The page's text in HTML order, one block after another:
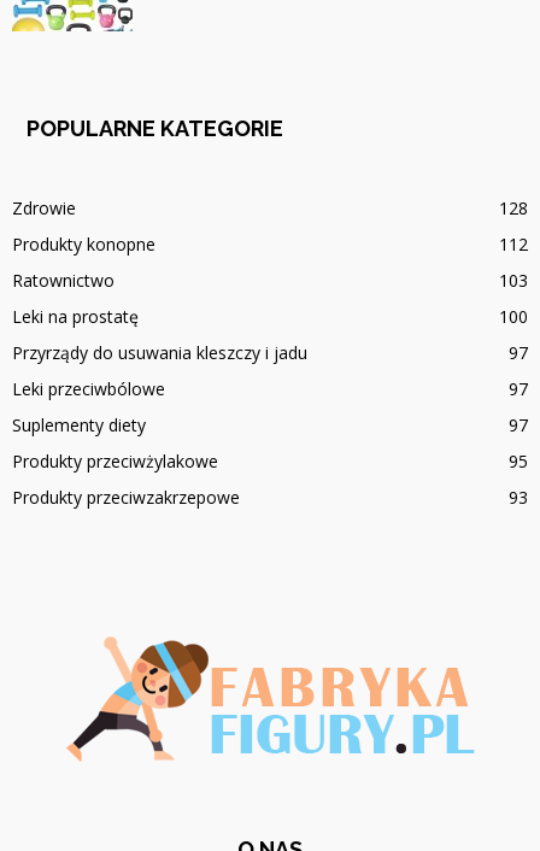
POPULARNE KATEGORIE
Zdrowie
128
Produkty konopne
112
Ratownictwo
103
Leki na prostatę
100
Przyrządy do usuwania kleszczy i jadu
97
Leki przeciwbólowe
97
Suplementy diety
97
Produkty przeciwżylakowe
95
Produkty przeciwzakrzepowe
93